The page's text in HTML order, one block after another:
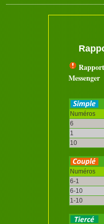
Messenger
Numéros
6
1
10
Numéros
6-1
6-10
1-10